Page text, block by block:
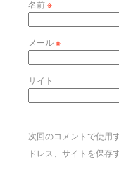
名前※
メール※
サイト
次回のコメントで使用
ドレス、サイトを保存す